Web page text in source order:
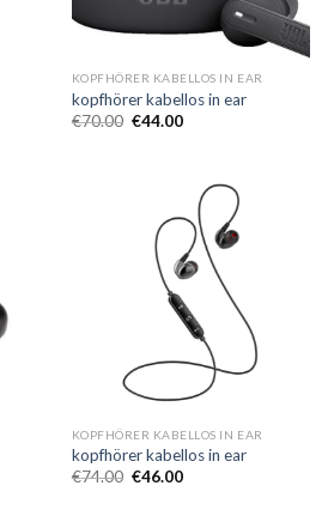
KOPFHÖRER KABELLOS IN EAR
kopfhörer kabellos in ear
€70.00 €44.00
KOPFHÖRER KABELLOS IN EAR
kopfhörer kabellos in ear
€74.00 €46.00